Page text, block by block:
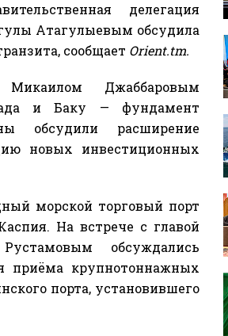
делегация
Атагулыевым обсудила
сообщает Orient.tm.
Джаббаровым
и Баку — фундамент
обсудили расширение
новых инвестиционных
морской торговый порт
На встрече с главой
обсуждались
приёма крупнотоннажных
порта, установившего